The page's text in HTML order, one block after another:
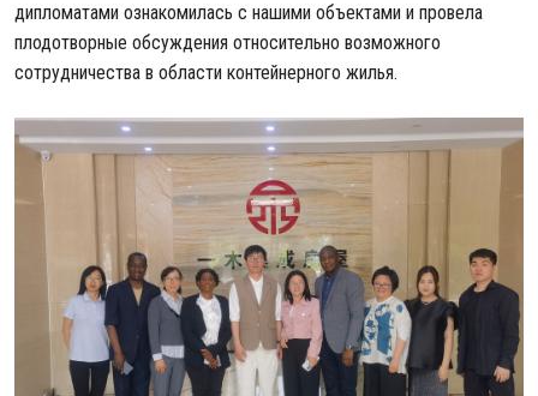
дипломатами ознакомилась с нашими объектами и провела
плодотворные обсуждения относительно возможного
сотрудничества в области контейнерного жилья.